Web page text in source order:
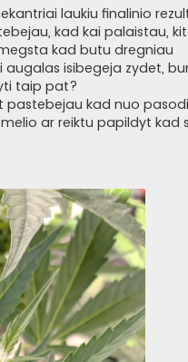
laukiu finalinio
kad kai palaistau,
kad butu dregniau
isibegeja zydet,
taip pat?
pastebejau kad nuo
ar reiktu papildyt kad